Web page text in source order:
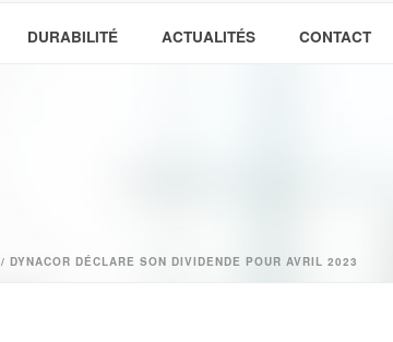
DURABILITÉ ACTUALITÉS CONTACT
/ DYNACOR DÉCLARE SON DIVIDENDE POUR AVRIL 2023